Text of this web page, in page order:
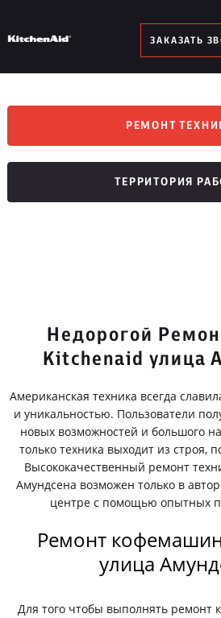
ЗАКАЗАТЬ
РЕМОНТ
ТЕРРИТОРИЯ
Недорогой
Kitchenaid улица
Американская техника всегда
и уникальностью. Пользователи
новых возможностей и большого
только техника выходит из строя,
Высококачественный ремонт
Амундсена возможен только в
центре с помощью опытных
Ремонт
улица
Для того чтобы выполнять ремонт